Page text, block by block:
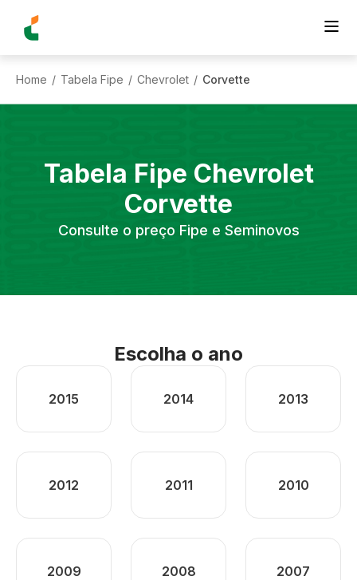
Home / Tabela Fipe / Chevrolet / Corvette
Tabela Fipe Chevrolet
Corvette
Consulte o preço Fipe e Seminovos
Escolha o ano
2015 2014 2013
2012 2011 2010
2009 2008 2007